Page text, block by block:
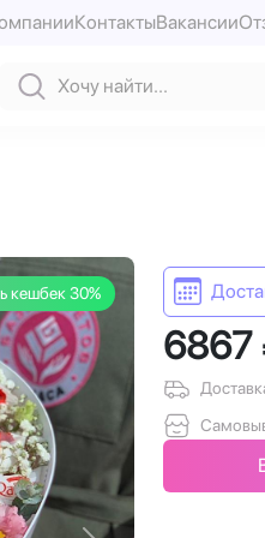
КонтактыВакансии
кешбек 30%
6867